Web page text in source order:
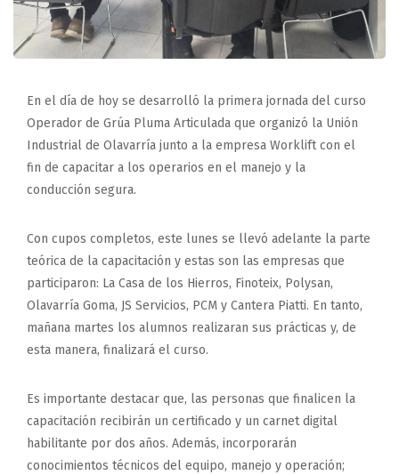
En el día de hoy se desarrolló la primera jornada del curso
Operador de Grúa Pluma Articulada que organizó la Unión
Industrial de Olavarría junto a la empresa Worklift con el
fin de capacitar a los operarios en el manejo y la
conducción segura.
Con cupos completos, este lunes se llevó adelante la parte
teórica de la capacitación y estas son las empresas que
participaron: La Casa de los Hierros, Finoteix, Polysan,
Olavarría Goma, JS Servicios, PCM y Cantera Piatti. En tanto,
mañana martes los alumnos realizaran sus prácticas y, de
esta manera, finalizará el curso.
Es importante destacar que, las personas que finalicen la
capacitación recibirán un certificado y un carnet digital
habilitante por dos años. Además, incorporarán
conocimientos técnicos del equipo, manejo y operación;